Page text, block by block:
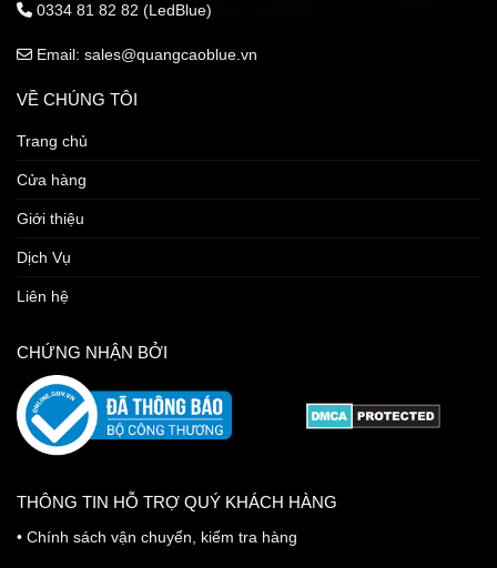
0334 81 82 82 (LedBlue)
Email: sales@quangcaoblue.vn
VỀ CHÚNG TÔI
Trang chủ
Cửa hàng
Giới thiệu
Dịch Vụ
Liên hệ
CHỨNG NHẬN BỞI
THÔNG TIN HỖ TRỢ QUÝ KHÁCH HÀNG
• Chính sách vận chuyển, kiểm tra hàng